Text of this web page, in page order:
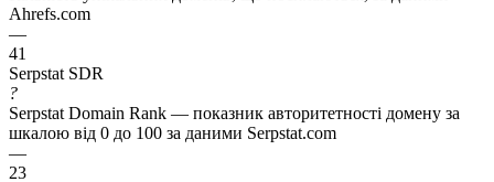
Ahrefs.com
—
41
Serpstat SDR
?
Serpstat Domain Rank — показник авторитетності домену за
шкалою від 0 до 100 за даними Serpstat.com
—
23